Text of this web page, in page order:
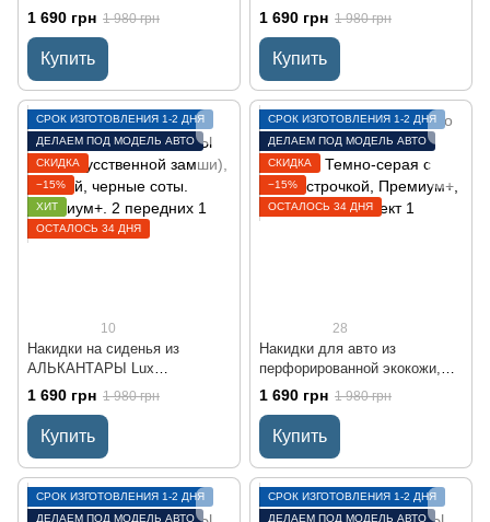
(искусственной замши),
Черный, красный ромб.
Премиум+. 2 передних
1 690 грн 1 980 грн
Купить
(искусственной замши),
Черный, черный ромб.
Премиум+. 2 передних
1 690 грн 1 980 грн
Купить
СРОК ИЗГОТОВЛЕНИЯ 1-2 ДНЯ
ДЕЛАЕМ ПОД МОДЕЛЬ АВТО
СКИДКА
−15%
ХИТ
ОСТАЛОСЬ 34 ДНЯ
10
Накидки на сиденья из
АЛЬКАНТАРЫ Lux
(искусственной замши),
Черный, черные соты.
Премиум+. 2 передних
1 690 грн 1 980 грн
Купить
СРОК ИЗГОТОВЛЕНИЯ 1-2 ДНЯ
ДЕЛАЕМ ПОД МОДЕЛЬ АВТО
СКИДКА
−15%
ОСТАЛОСЬ 34 ДНЯ
28
Накидки для авто из
перфорированной экокожи,
Темно-серая с серой
строчкой, Премиум+,
Передний комплект
1 690 грн 1 980 грн
Купить
СРОК ИЗГОТОВЛЕНИЯ 1-2 ДНЯ
ДЕЛАЕМ ПОД МОДЕЛЬ АВТО
СРОК ИЗГОТОВЛЕНИЯ 1-2 ДНЯ
ДЕЛАЕМ ПОД МОДЕЛЬ АВТО